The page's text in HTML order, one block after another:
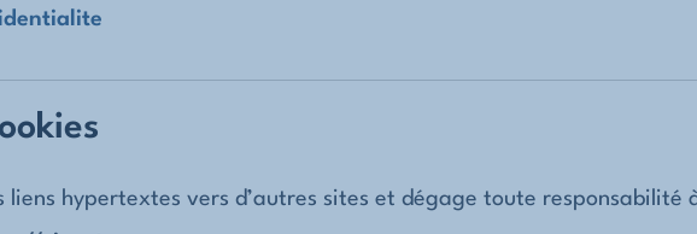
liens hypertextes vers d’autres sites et dégage toute responsabilité